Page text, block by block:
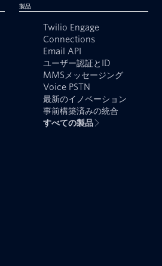
製品
Twilio Engage
Connections
Email API
ユーザー認証とID
MMSメッセージング
Voice PSTN
最新のイノベーション
事前構築済みの統合
すべての製品